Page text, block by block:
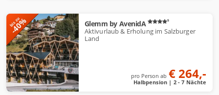
Glemm by AvenidA s
Aktivurlaub & Erholung im Salzburger
Land
pro Person ab € 264,-
Halbpension | 2 - 7 Nächte
bis zu
-40%